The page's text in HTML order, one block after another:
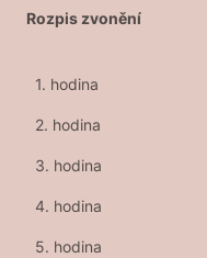
Rozpis zvonění
1. hodina
2. hodina
3. hodina
4. hodina
5. hodina